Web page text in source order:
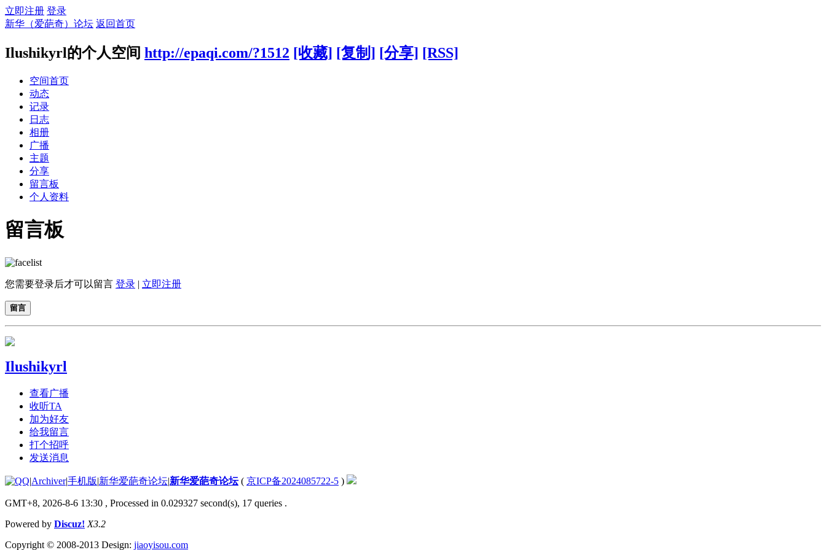
立即注册 登录
新华（爱葩奇）论坛 返回首页
Ilushikyrl的个人空间 http://epaqi.com/?1512 [收藏] [复制] [分享] [RSS]
空间首页
动态
记录
日志
相册
广播
主题
分享
留言板
个人资料
留言板
您需要登录后才可以留言 登录 | 立即注册
留言
Ilushikyrl
查看广播
收听TA
加为好友
给我留言
打个招呼
发送消息
|Archiver|手机版|新华爱葩奇论坛|新华爱葩奇论坛( 京ICP备2024085722-5 )
GMT+8, 2026-8-6 13:30 , Processed in 0.029327 second(s), 17 queries .
Powered by Discuz! X3.2
Copyright © 2008-2013 Design: jiaoyisou.com